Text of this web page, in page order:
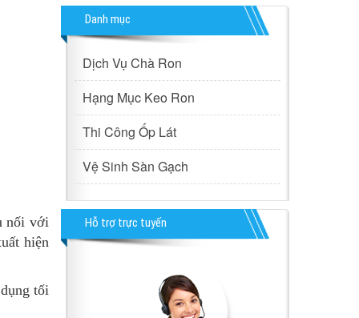
nối với
hiện
tối
Danh mục
Dịch Vụ Chà Ron
Hạng Mục Keo Ron
Thi Công Ốp Lát
Vệ Sinh Sàn Gạch
Hỗ trợ trực tuyến